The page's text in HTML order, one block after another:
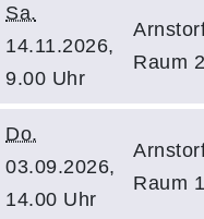
Sa.
14.11.2026,
9.00 Uhr
Raum 2
Do.
03.09.2026,
14.00 Uhr
Raum 1